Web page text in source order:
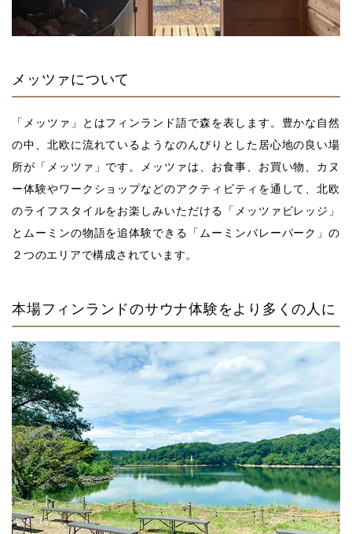
メッツァについて
「メッツァ」とはフィンランド語で森を表します。豊かな自然
の中、北欧に流れているようなのんびりとした居心地の良い場
所が「メッツァ」です。メッツァは、お食事、お買い物、カヌ
ー体験やワークショップなどのアクティビティを通して、北欧
のライフスタイルをお楽しみいただける「メッツァビレッジ」
とムーミンの物語を追体験できる「ムーミンバレーパーク」の
２つのエリアで構成されています。
本場フィンランドのサウナ体験をより多くの人に